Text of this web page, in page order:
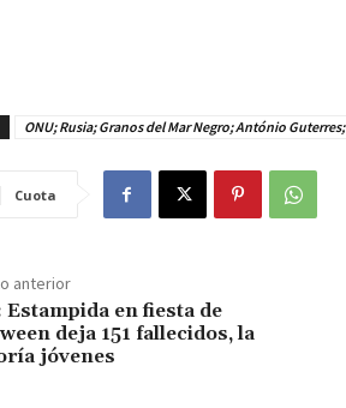
ONU; Rusia; Granos del Mar Negro; António Guterres;
Cuota
anterior
Estampida en fiesta de
deja 151 fallecidos, la
jóvenes